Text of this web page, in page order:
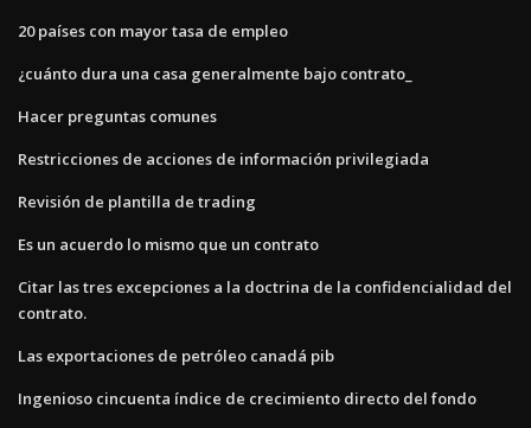
20 países con mayor tasa de empleo
¿cuánto dura una casa generalmente bajo contrato_
Hacer preguntas comunes
Restricciones de acciones de información privilegiada
Revisión de plantilla de trading
Es un acuerdo lo mismo que un contrato
Citar las tres excepciones a la doctrina de la confidencialidad del
contrato.
Las exportaciones de petróleo canadá pib
Ingenioso cincuenta índice de crecimiento directo del fondo